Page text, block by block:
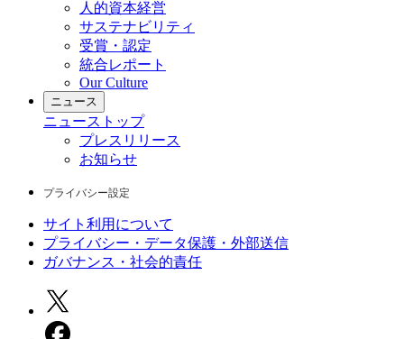
人的資本経営
サステナビリティ
受賞・認定
統合レポート
Our Culture
ニュース
ニュース トップ
プレスリリース
お知らせ
プライバシー設定
サイト利用について
プライバシー・データ保護・外部送信
ガバナンス・社会的責任